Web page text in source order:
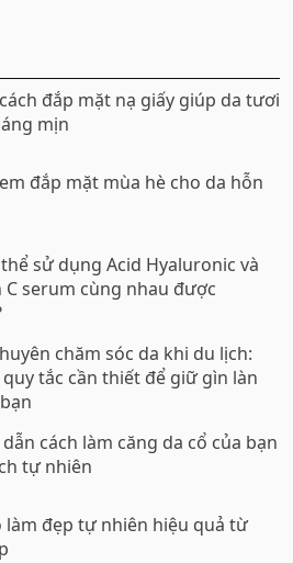
đắp mặt nạ giấy giúp da tươi
mịn
đắp mặt mùa hè cho da hỗn
sử dụng Acid Hyaluronic và
C serum cùng nhau được
chăm sóc da khi du lịch:
tắc cần thiết để giữ gìn làn
cách làm căng da cổ của bạn
tự nhiên
làm đẹp tự nhiên hiệu quả từ